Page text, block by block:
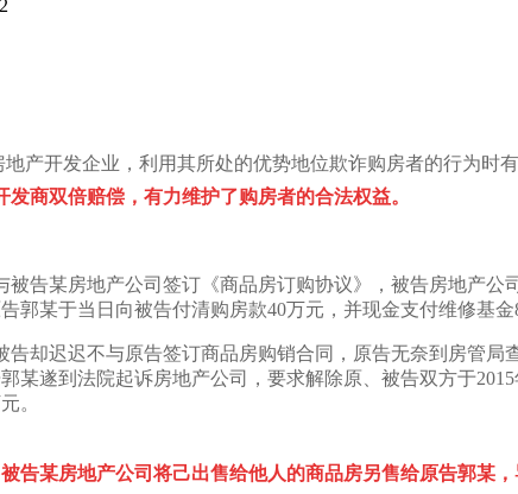
产开发企业，利用其所处的优势地位欺诈购房者的行为时
商双倍赔偿，有力维护了购房者的合法权益。
告某房地产公司签订《商品房订购协议》，被告房地产公
郭某于当日向被告付清购房款40万元，并现金支付维修基金
却迟迟不与原告签订商品房购销合同，原告无奈到房管局
某遂到法院起诉房地产公司，要求解除原、被告双方于
。
告某房地产公司将己出售给他人的商品房另售给原告郭某